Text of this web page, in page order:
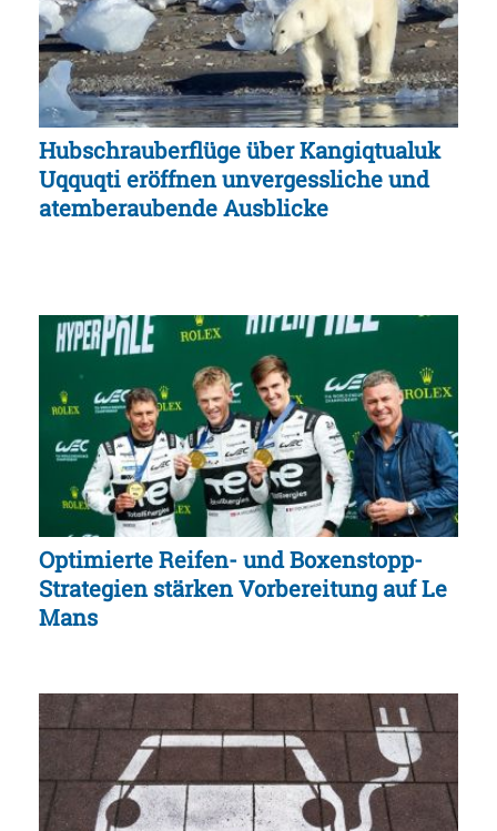
Hubschrauberflüge über Kangiqtualuk
Uqquqti eröffnen unvergessliche und
atemberaubende Ausblicke
Optimierte Reifen- und Boxenstopp-
Strategien stärken Vorbereitung auf Le
Mans